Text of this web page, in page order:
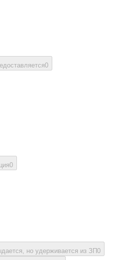
0
0
но удерживается из ЗП0